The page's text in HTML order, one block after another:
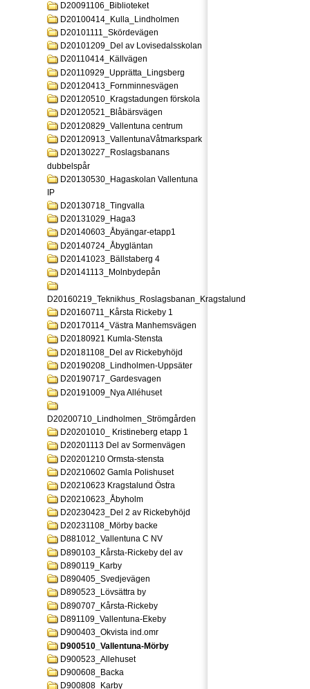
D20091106_Biblioteket
D20100414_Kulla_Lindholmen
D20101111_Skördevägen
D20101209_Del av Lovisedalsskolan
D20110414_Källvägen
D20110929_Upprätta_Lingsberg
D20120413_Fornminnesvägen
D20120510_Kragstadungen förskola
D20120521_Blåbärsvägen
D20120829_Vallentuna centrum
D20120913_VallentunaVåtmarkspark
D20130227_Roslagsbanans
dubbelspår
D20130530_Hagaskolan Vallentuna
IP
D20130718_Tingvalla
D20131029_Haga3
D20140603_Åbyängar-etapp1
D20140724_Åbygläntan
D20141023_Bällstaberg 4
D20141113_Molnbydepån
D20160219_Teknikhus_Roslagsbanan_Kragstalund
D20160711_Kårsta Rickeby 1
D20170114_Västra Manhemsvägen
D20180921 Kumla-Stensta
D20181108_Del av Rickebyhöjd
D20190208_Lindholmen-Uppsäter
D20190717_Gardesvagen
D20191009_Nya Alléhuset
D20200710_Lindholmen_Strömgården
D20201010_ Kristineberg etapp 1
D20201113 Del av Sormenvägen
D20201210 Ormsta-stensta
D20210602 Gamla Polishuset
D20210623 Kragstalund Östra
D20210623_Åbyholm
D20230423_Del 2 av Rickebyhöjd
D20231108_Mörby backe
D881012_Vallentuna C NV
D890103_Kårsta-Rickeby del av
D890119_Karby
D890405_Svedjevägen
D890523_Lövsättra by
D890707_Kårsta-Rickeby
D891109_Vallentuna-Ekeby
D900403_Okvista ind.omr
D900510_Vallentuna-Mörby
D900523_Allehuset
D900608_Backa
D900808_Karby